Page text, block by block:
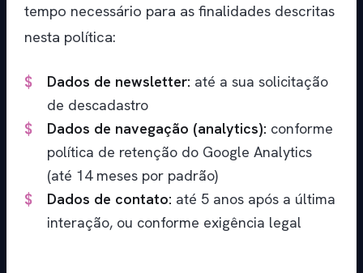
tempo necessário para as finalidades descritas
nesta política:
Dados de newsletter: até a sua solicitação
de descadastro
Dados de navegação (analytics): conforme
política de retenção do Google Analytics
(até 14 meses por padrão)
Dados de contato: até 5 anos após a última
interação, ou conforme exigência legal